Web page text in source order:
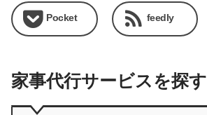
Pocket feedly
家事代行サービスを探す